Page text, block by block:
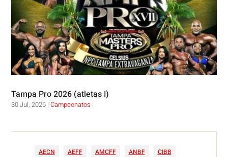
Tampa Pro 2026 (atletas I)
30 Jul, 2026 |Campeonatos
AECN AEFF AMCFF ANBF
CIBB